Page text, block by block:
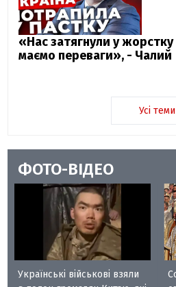
«Нас затягнули у жорстку
маємо переваги», - Чалий
Усі теми
ФОТО-ВІДЕО
Українські військові взяли